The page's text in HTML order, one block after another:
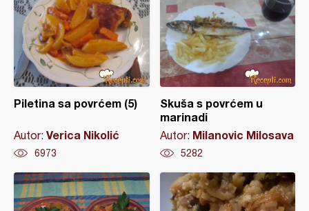
Piletina sa povrćem (5)
Autor: Verica Nikolić
6973
Skuša s povrćem u
marinadi
Autor: Milanovic Milosava
5282